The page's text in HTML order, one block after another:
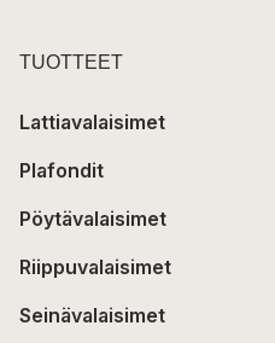
TUOTTEET
Lattiavalaisimet
Plafondit
Pöytävalaisimet
Riippuvalaisimet
Seinävalaisimet